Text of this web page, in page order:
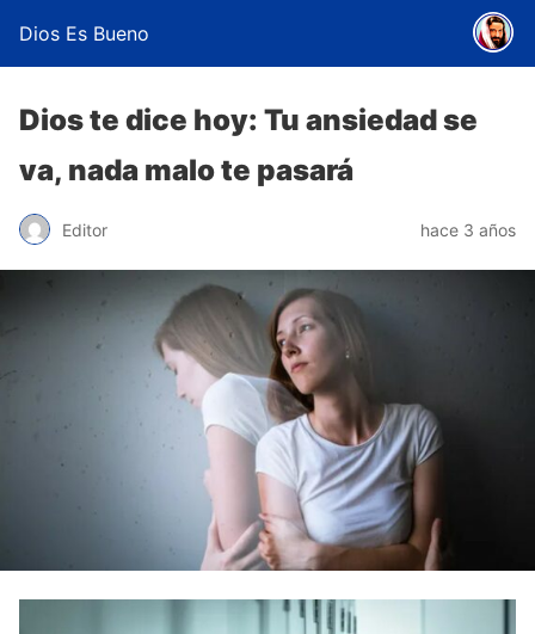
Dios Es Bueno
Dios te dice hoy: Tu ansiedad se
va, nada malo te pasará
Editor hace 3 años